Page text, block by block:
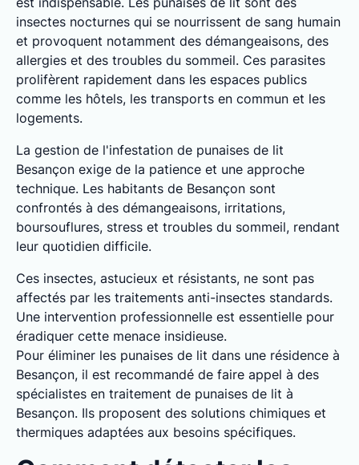
insectes nocturnes qui se nourrissent de sang humain
et provoquent notamment des démangeaisons, des
allergies et des troubles du sommeil. Ces parasites
prolifèrent rapidement dans les espaces publics
comme les hôtels, les transports en commun et les
logements.
La gestion de l'infestation de punaises de lit
Besançon exige de la patience et une approche
technique. Les habitants de Besançon sont
confrontés à des démangeaisons, irritations,
boursouflures, stress et troubles du sommeil, rendant
leur quotidien difficile.
Ces insectes, astucieux et résistants, ne sont pas
affectés par les traitements anti-insectes standards.
Une intervention professionnelle est essentielle pour
éradiquer cette menace insidieuse.
Pour éliminer les punaises de lit dans une résidence à
Besançon, il est recommandé de faire appel à des
spécialistes en traitement de punaises de lit à
Besançon. Ils proposent des solutions chimiques et
thermiques adaptées aux besoins spécifiques.